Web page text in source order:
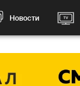
Новости